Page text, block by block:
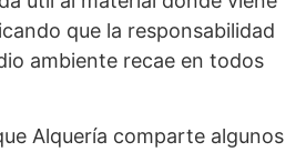
que la responsabilidad
ambiente recae en todos
Alquería comparte algunos